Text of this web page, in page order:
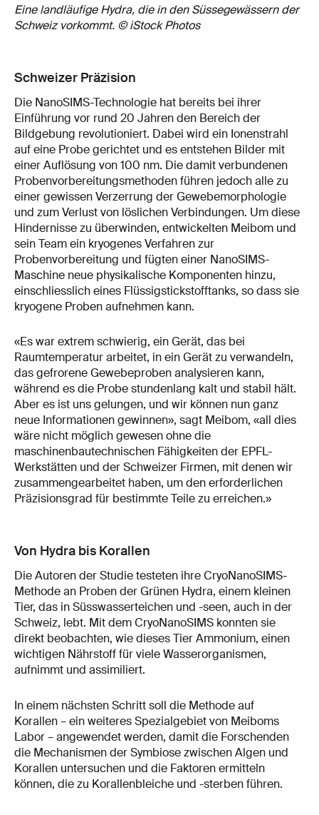
Eine landläufige Hydra, die in den Süssegewässern der
Schweiz vorkommt. © iStock Photos
Schweizer Präzision
Die NanoSIMS-Technologie hat bereits bei ihrer
Einführung vor rund 20 Jahren den Bereich der
Bildgebung revolutioniert. Dabei wird ein Ionenstrahl
auf eine Probe gerichtet und es entstehen Bilder mit
einer Auflösung von 100 nm. Die damit verbundenen
Probenvorbereitungsmethoden führen jedoch alle zu
einer gewissen Verzerrung der Gewebemorphologie
und zum Verlust von löslichen Verbindungen. Um diese
Hindernisse zu überwinden, entwickelten Meibom und
sein Team ein kryogenes Verfahren zur
Probenvorbereitung und fügten einer NanoSIMS-
Maschine neue physikalische Komponenten hinzu,
einschliesslich eines Flüssigstickstofftanks, so dass sie
kryogene Proben aufnehmen kann.
«Es war extrem schwierig, ein Gerät, das bei
Raumtemperatur arbeitet, in ein Gerät zu verwandeln,
das gefrorene Gewebeproben analysieren kann,
während es die Probe stundenlang kalt und stabil hält.
Aber es ist uns gelungen, und wir können nun ganz
neue Informationen gewinnen», sagt Meibom, «all dies
wäre nicht möglich gewesen ohne die
maschinenbautechnischen Fähigkeiten der EPFL-
Werkstätten und der Schweizer Firmen, mit denen wir
zusammengearbeitet haben, um den erforderlichen
Präzisionsgrad für bestimmte Teile zu erreichen.»
Von Hydra bis Korallen
Die Autoren der Studie testeten ihre CryoNanoSIMS-
Methode an Proben der Grünen Hydra, einem kleinen
Tier, das in Süsswasserteichen und -seen, auch in der
Schweiz, lebt. Mit dem CryoNanoSIMS konnten sie
direkt beobachten, wie dieses Tier Ammonium, einen
wichtigen Nährstoff für viele Wasserorganismen,
aufnimmt und assimiliert.
In einem nächsten Schritt soll die Methode auf
Korallen – ein weiteres Spezialgebiet von Meiboms
Labor – angewendet werden, damit die Forschenden
die Mechanismen der Symbiose zwischen Algen und
Korallen untersuchen und die Faktoren ermitteln
können, die zu Korallenbleiche und -sterben führen.